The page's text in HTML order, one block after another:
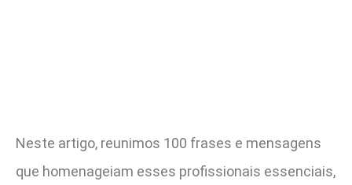
Neste artigo, reunimos 100 frases e mensagens
que homenageiam esses profissionais essenciais,